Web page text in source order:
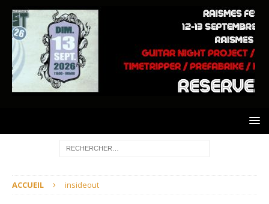
ACCUEIL insideout